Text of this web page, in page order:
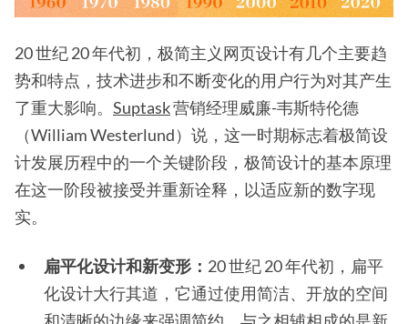
20 世纪 20 年代初，极简主义网页设计有几个主要趋
势和特点，技术进步和不断变化的用户行为对其产生
了重大影响。 Suptask营销经理威廉-韦斯特伦德
（William Westerlund）说，这一时期标志着极简设
计发展历程中的一个关键阶段，极简设计的基本原理
在这一阶段被接受并重新诠释，以适应新的数字现
实。
扁平化设计和新变形： 20 世纪 20 年代初，扁平
化设计大行其道，它通过使用简洁、开放的空间